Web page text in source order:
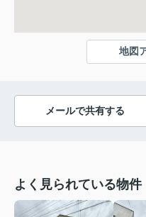
地図
メールで共有する
よく見られている物件